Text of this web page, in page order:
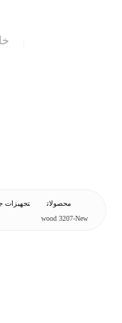
محصولات تجهیزات
wood 3207-New